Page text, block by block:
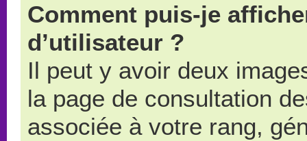
Comment puis-je
d’utilisateur ?
Il peut y avoir deux
la page de consultation
associée à votre rang,